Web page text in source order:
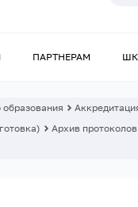
ПАРТНЕРАМ
Архив